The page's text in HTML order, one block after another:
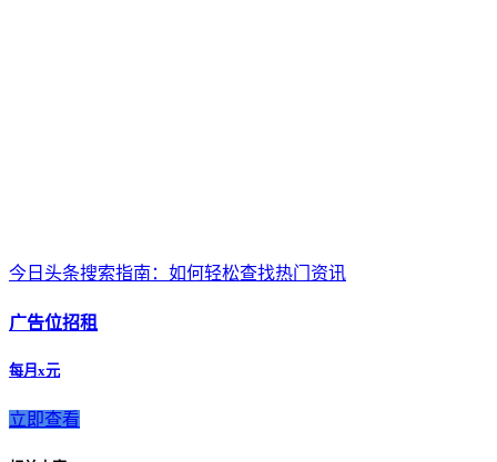
今日头条搜索指南：如何轻松查找热门资讯
广告位招租
每月x元
立即查看